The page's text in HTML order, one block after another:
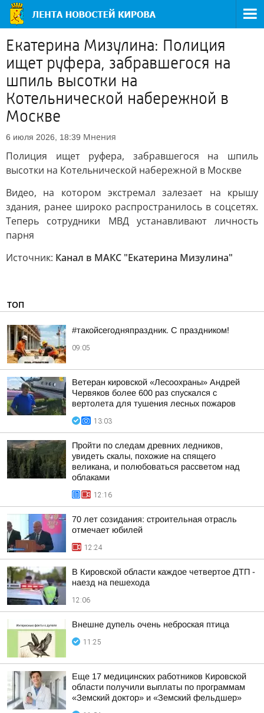
Екатерина Мизулина: Полиция
ищет руфера, забравшегося на
шпиль высотки на
Котельнической набережной в
Москве
6 июля 2026, 18:39 Мнения
Полиция ищет руфера, забравшегося на шпиль
высотки на Котельнической набережной в Москве
Видео, на котором экстремал залезает на крышу
здания, ранее широко распространилось в соцсетях.
Теперь сотрудники МВД устанавливают личность
парня
Источник: Канал в МАКС "Екатерина Мизулина"
ТОП
#такойсегодняпраздник. С праздником!
09:05
Ветеран кировской «Лесоохраны» Андрей
Червяков более 600 раз спускался с
вертолета для тушения лесных пожаров
13:03
Пройти по следам древних ледников,
увидеть скалы, похожие на спящего
великана, и полюбоваться рассветом над
облаками
12:16
70 лет созидания: строительная отрасль
отмечает юбилей
12:24
В Кировской области каждое четвертое ДТП -
наезд на пешехода
12:06
Внешне дупель очень неброская птица
11:25
Еще 17 медицинских работников Кировской
области получили выплаты по программам
«Земский доктор» и «Земский фельдшер»